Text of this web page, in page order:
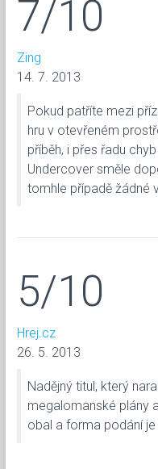
7/10
Zing
14. 7. 2013
Pokud patříte mezi
hru v otevřeném
příběh, i přes řadu
Undercover směle
tomhle případě žádné
5/10
Hrej.cz
26. 5. 2013
Nadějný titul, který
megalomanské plány
obal a forma podání